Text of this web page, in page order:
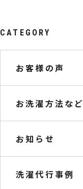
CATEGORY
お客様の声
お洗濯方法など
お知らせ
洗濯代行事例